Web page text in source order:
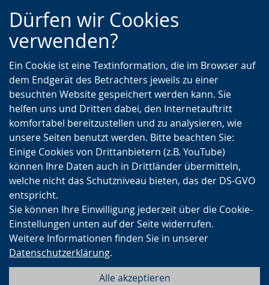
Zur
Hauptnavigation
Zur
Seitennavigation
Zum
Inhalt
Dürfen wir Cookies
verwenden?
Ein Cookie ist eine Textinformation, die im Browser auf
dem Endgerät des Betrachters jeweils zu einer
besuchten Website gespeichert werden kann. Sie
helfen uns und Dritten dabei, den Internetauftritt
komfortabel bereitzustellen und zu analysieren, wie
unsere Seiten benutzt werden. Bitte beachten Sie:
Einige Cookies von Drittanbietern (z.B. YouTube)
können Ihre Daten auch in Drittländer übermitteln,
welche nicht das Schutzniveau bieten, das der DS-GVO
entspricht.
Sie können Ihre Einwilligung jederzeit über die Cookie-
Einstellungen unten auf der Seite widerrufen.
Weitere Informationen finden Sie in unserer
Datenschutzerklärung.
Alle akzeptieren